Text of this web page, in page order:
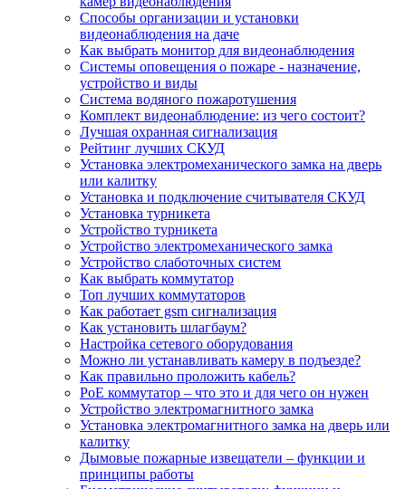
Способы организации и установки
видеонаблюдения на даче
Как выбрать монитор для видеонаблюдения
Системы оповещения о пожаре - назначение,
устройство и виды
Система водяного пожаротушения
Комплект видеонаблюдение: из чего состоит?
Лучшая охранная сигнализация
Рейтинг лучших СКУД
Установка электромеханического замка на дверь
или калитку
Установка и подключение считывателя СКУД
Установка турникета
Устройство турникета
Устройство электромеханического замка
Устройство слаботочных систем
Как выбрать коммутатор
Топ лучших коммутаторов
Как работает gsm сигнализация
Как установить шлагбаум?
Настройка сетевого оборудования
Можно ли устанавливать камеру в подъезде?
Как правильно проложить кабель?
PoE коммутатор – что это и для чего он нужен
Устройство электромагнитного замка
Установка электромагнитного замка на дверь или
калитку
Дымовые пожарные извещатели – функции и
принципы работы